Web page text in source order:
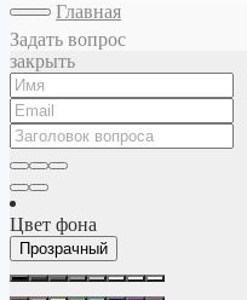
Главная
Задать вопрос
закрыть
Цвет фона
Прозрачный